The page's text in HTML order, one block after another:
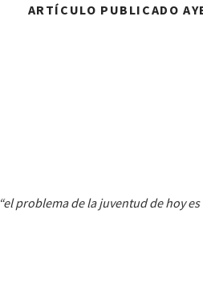
ARTÍCULO PUBLICADO
“el problema de la juventud de hoy